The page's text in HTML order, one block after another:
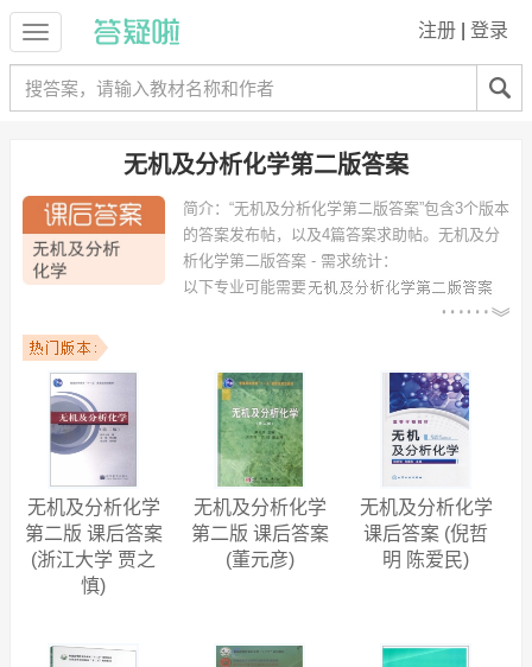
注册 登录
无机及分析化学第二版答案
简介： “无机及分析化学第二版答案”包含3个版本
的答案发布帖，以及4篇答案求助帖。 无机及分
析化学第二版答案 - 需求统计：
以下专业可能需要
：生物工程、化学工程与工艺、高分子材料与工程、生物技术、生物科
学、土木工程、制药工程、食品科学与工程、环境科学、安全工程 等专
业。
以下学校的同学下载过
无机及分析化学第二版答案
：浙江大学、南昌大
学、广东工业大学、嘉兴学院、浙江工业大学、中国农业大学、重庆工
商大学、长江大学、湛江师范学院、浙江农林大学 等。
无机及分析化学
第二版 课后答案
(浙江大学 贾之
慎)
无机及分析化学
第二版 课后答案
(董元彦)
无机及分析化学
课后答案 (倪哲
明 陈爱民)